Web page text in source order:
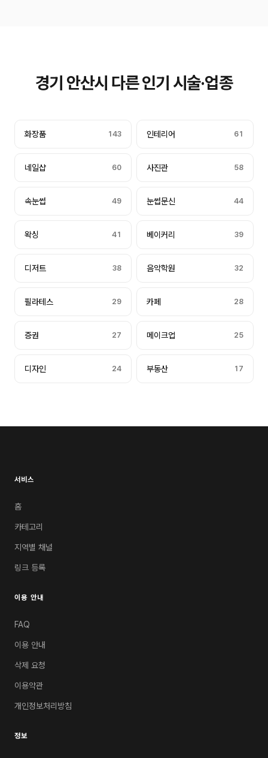
경기 안산시 다른 인기 시술·업종
화장품 143 인테리어 61
네일샵 60 사진관 58
속눈썹 49 눈썹문신 44
왁싱 41 베이커리 39
디저트 38 음악학원 32
필라테스 29 카페 28
증권 27 메이크업 25
디자인 24 부동산 17
서비스
홈
카테고리
지역별 채널
링크 등록
이용 안내
FAQ
이용 안내
삭제 요청
이용약관
개인정보처리방침
정보